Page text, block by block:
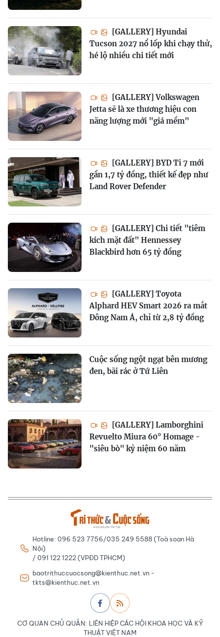
[GALLERY] Hyundai
Tucson 2027 nổ lốp khi chạy thử,
hé lộ nhiều chi tiết mới
[GALLERY] Volkswagen
Jetta sẽ là xe thương hiệu con
năng lượng mới "giá mềm"
[GALLERY] BYD Ti 7 mới
gần 1,7 tỷ đồng, thiết kế đẹp như
Land Rover Defender
[GALLERY] Chi tiết "tiêm
kích mặt đất" Hennessey
Blackbird hơn 65 tỷ đồng
[GALLERY] Toyota
Alphard HEV Smart 2026 ra mắt
Đông Nam Á, chỉ từ 2,8 tỷ đồng
Cuộc sống ngột ngạt bên mương
đen, bãi rác ở Tứ Liên
[GALLERY] Lamborghini
Revuelto Miura 60° Homage -
"siêu bò" kỷ niệm 60 năm
Hotline: 096 523 7756/035 249 5588 (Toà soạn Hà
Nội)
/ 091 122 1222 (VPĐD TPHCM)
baotrithuccuocsong@kienthuc.net.vn -
tkts@kienthuc.net.vn
CƠ QUAN CHỦ QUẢN: LIÊN HIỆP CÁC HỘI KHOA HỌC VÀ KỸ
THUẬT VIỆT NAM